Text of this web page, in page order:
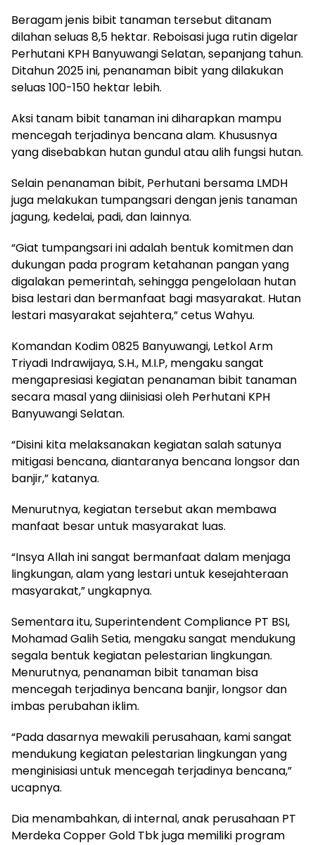
Beragam jenis bibit tanaman tersebut ditanam
dilahan seluas 8,5 hektar. Reboisasi juga rutin digelar
Perhutani KPH Banyuwangi Selatan, sepanjang tahun.
Ditahun 2025 ini, penanaman bibit yang dilakukan
seluas 100-150 hektar lebih.
Aksi tanam bibit tanaman ini diharapkan mampu
mencegah terjadinya bencana alam. Khususnya
yang disebabkan hutan gundul atau alih fungsi hutan.
Selain penanaman bibit, Perhutani bersama LMDH
juga melakukan tumpangsari dengan jenis tanaman
jagung, kedelai, padi, dan lainnya.
“Giat tumpangsari ini adalah bentuk komitmen dan
dukungan pada program ketahanan pangan yang
digalakan pemerintah, sehingga pengelolaan hutan
bisa lestari dan bermanfaat bagi masyarakat. Hutan
lestari masyarakat sejahtera,” cetus Wahyu.
Komandan Kodim 0825 Banyuwangi, Letkol Arm
Triyadi Indrawijaya, S.H., M.I.P, mengaku sangat
mengapresiasi kegiatan penanaman bibit tanaman
secara masal yang diinisiasi oleh Perhutani KPH
Banyuwangi Selatan.
“Disini kita melaksanakan kegiatan salah satunya
mitigasi bencana, diantaranya bencana longsor dan
banjir,” katanya.
Menurutnya, kegiatan tersebut akan membawa
manfaat besar untuk masyarakat luas.
“Insya Allah ini sangat bermanfaat dalam menjaga
lingkungan, alam yang lestari untuk kesejahteraan
masyarakat,” ungkapnya.
Sementara itu, Superintendent Compliance PT BSI,
Mohamad Galih Setia, mengaku sangat mendukung
segala bentuk kegiatan pelestarian lingkungan.
Menurutnya, penanaman bibit tanaman bisa
mencegah terjadinya bencana banjir, longsor dan
imbas perubahan iklim.
“Pada dasarnya mewakili perusahaan, kami sangat
mendukung kegiatan pelestarian lingkungan yang
menginisiasi untuk mencegah terjadinya bencana,”
ucapnya.
Dia menambahkan, di internal, anak perusahaan PT
Merdeka Copper Gold Tbk juga memiliki program